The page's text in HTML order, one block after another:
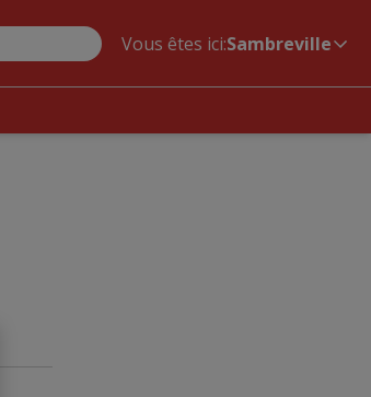
Vous êtes ici:Sambreville